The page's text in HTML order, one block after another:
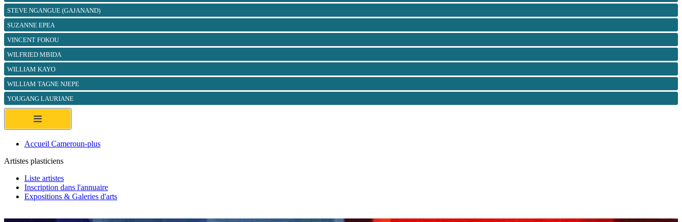
STEVE NGANGUE (GAJANAND)
SUZANNE EPEA
VINCENT FOKOU
WILFRIED MBIDA
WILLIAM KAYO
WILLIAM TAGNE NJEPE
YOUGANG LAURIANE
≡
Accueil Cameroun-plus
Artistes plasticiens
Liste artistes
Inscription dans l'annuaire
Expositions & Galeries d'arts